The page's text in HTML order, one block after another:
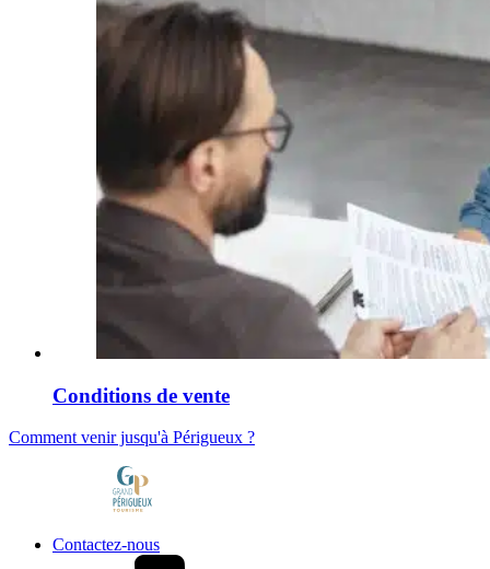
Conditions de vente
Comment venir jusqu'à Périgueux ?
Contactez-nous